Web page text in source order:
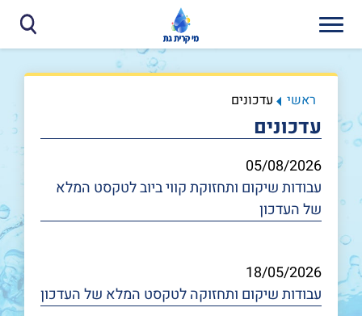
ראשי עדכונים
עדכונים
05/08/2026
עבודות שיקום ותחזוקת קווי ביובלטקסט המלא
של העדכון
18/05/2026
עבודות שיקום ותחזוקהלטקסט המלא של העדכון